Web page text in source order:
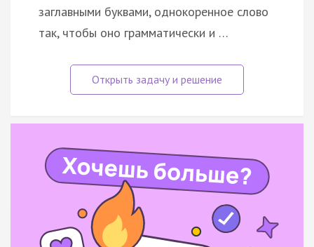
заглавными буквами, однокоренное слово
так, чтобы оно грамматически и …